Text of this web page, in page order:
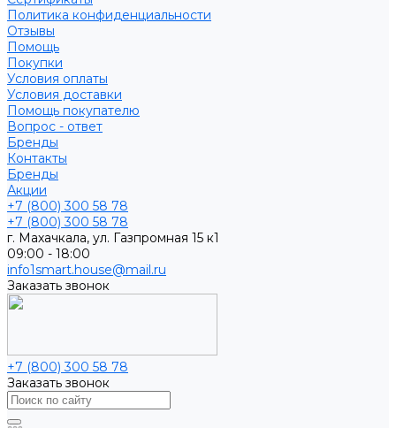
Политика конфиденциальности
Отзывы
Помощь
Покупки
Условия оплаты
Условия доставки
Помощь покупателю
Вопрос - ответ
Бренды
Контакты
Бренды
Акции
+7 (800) 300 58 78
+7 (800) 300 58 78
г. Махачкала, ул. Газпромная 15 к1
09:00 - 18:00
info1smart.house@mail.ru
Заказать звонок
+7 (800) 300 58 78
Заказать звонок